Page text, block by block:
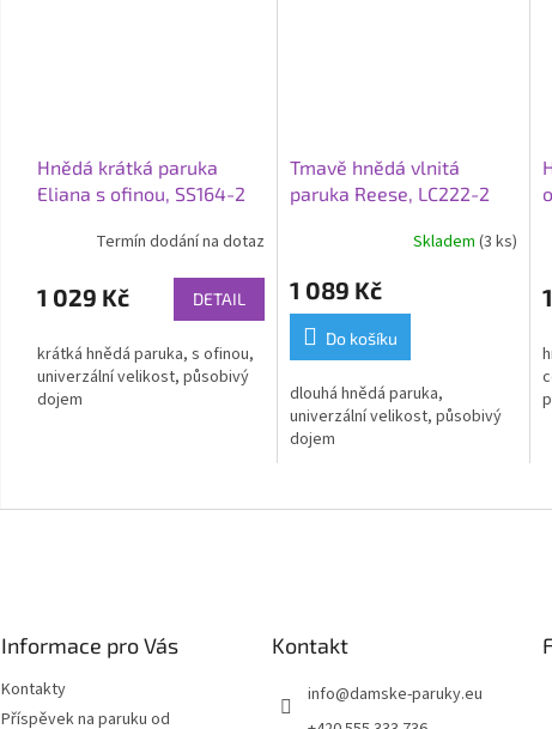
Hnědá krátká paruka
Eliana s ofinou, SS164-2
Termín dodání na dotaz
1 029 Kč DETAIL
krátká hnědá paruka, s ofinou,
univerzální velikost, působivý
dojem
Tmavě hnědá vlnitá
paruka Reese, LC222-2
Skladem (3 ks)
1 089 Kč
Do košíku
dlouhá hnědá paruka,
univerzální velikost, působivý
dojem
Informace pro Vás
Kontakty
Příspěvek na paruku od
Kontakt
info@damske-paruky.eu